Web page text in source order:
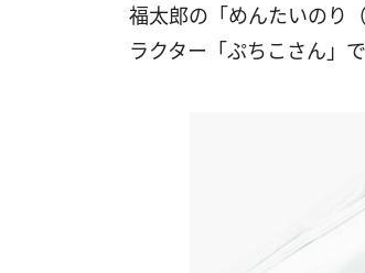
福太郎の「めんたいのり
ラクター「ぷちこさん」